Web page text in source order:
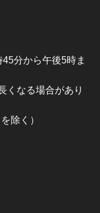
分から午後5時ま
くなる場合があり
除く）